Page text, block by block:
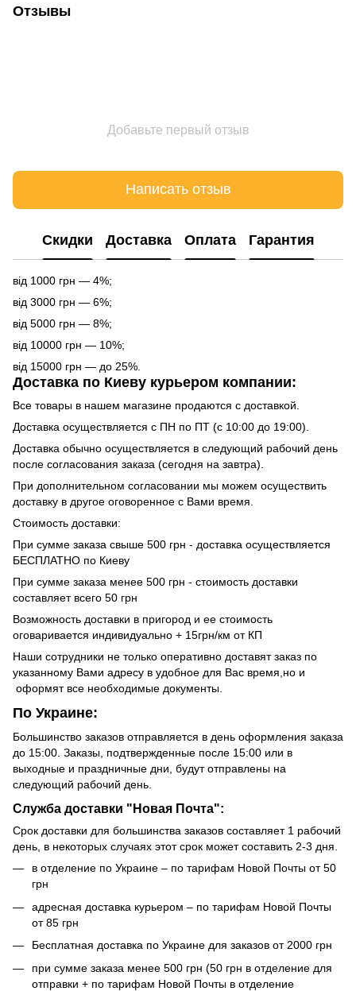
Отзывы
Добавьте первый отзыв
Написать отзыв
Cкидки Доставка Оплата Гарантия
від 1000 грн — 4%;
від 3000 грн — 6%;
від 5000 грн — 8%;
від 10000 грн — 10%;
від 15000 грн — до 25%.
Доставка по Киеву курьером компании:
Все товары в нашем магазине продаются с доставкой.
Доставка осуществляется с ПН по ПТ (с 10:00 до 19:00).
Доставка обычно осуществляется в следующий рабочий день
после согласования заказа (сегодня на завтра).
При дополнительном согласовании мы можем осуществить
доставку в другое оговоренное с Вами время.
Стоимость доставки:
При сумме заказа свыше 500 грн - доставка осуществляется
БЕСПЛАТНО по Киеву
При сумме заказа менее 500 грн - стоимость доставки
составляет всего 50 грн
Возможность доставки в пригород и ее стоимость
оговаривается индивидуально + 15грн/км от КП
Наши сотрудники не только оперативно доставят заказ по
указанному Вами адресу в удобное для Вас время,но и
оформят все необходимые документы.
По Украине:
Большинство заказов отправляется в день оформления заказа
до 15:00. Заказы, подтвержденные после 15:00 или в
выходные и праздничные дни, будут отправлены на
следующий рабочий день.
Служба доставки "Новая Почта":
Срок доставки для большинства заказов составляет 1 рабочий
день, в некоторых случаях этот срок может составить 2-3 дня.
в отделение по Украине – по тарифам Новой Почты от 50
грн
адресная доставка курьером – по тарифам Новой Почты
от 85 грн
Бесплатная доставка по Украине для заказов от 2000 грн
при сумме заказа менее 500 грн (50 грн в отделение для
отправки + по тарифам Новой Почты в отделение